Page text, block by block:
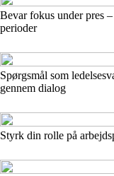
Bevar fokus under pres
perioder
Spørgsmål som
gennem dialog
Styrk din rolle på